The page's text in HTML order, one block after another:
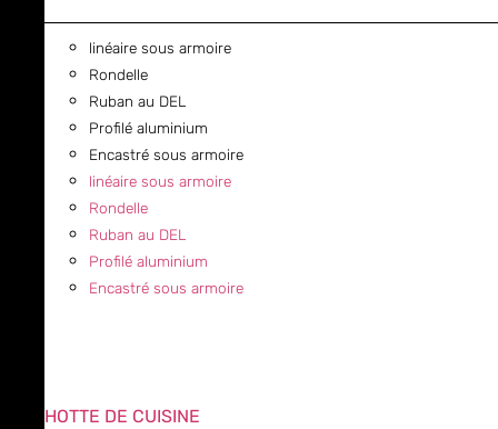
linéaire sous armoire
Rondelle
Ruban au DEL
Profilé aluminium
Encastré sous armoire
linéaire sous armoire
Rondelle
Ruban au DEL
Profilé aluminium
Encastré sous armoire
HOTTE DE CUISINE